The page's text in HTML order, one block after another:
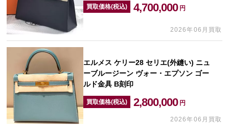
買取価格(税込) 4,700,000 円
2026年06月買取
エルメス ケリー28 セリエ(外縫い) ニュ
ーブルージーン ヴォー・エプソン ゴー
ルド金具 B刻印
買取価格(税込) 2,800,000 円
2026年06月買取